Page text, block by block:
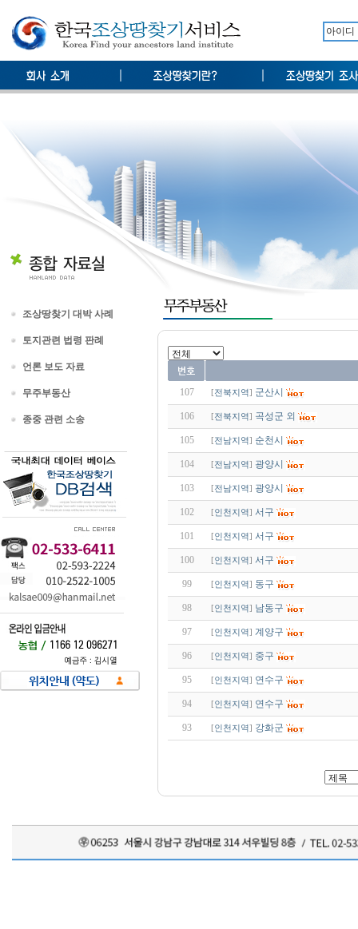
조상땅찾기 대박 사례
토지관련 법령 판례
언론 보도 자료
무주부동산
종중 관련 소송
107 [전북지역] 군산시
106 [전북지역] 곡성군 외
105 [전남지역] 순천시
104 [전남지역] 광양시
103 [전남지역] 광양시
102 [인천지역] 서구
101 [인천지역] 서구
100 [인천지역] 서구
99 [인천지역] 동구
98 [인천지역] 남동구
97 [인천지역] 계양구
96 [인천지역] 중구
95 [인천지역] 연수구
94 [인천지역] 연수구
93 [인천지역] 강화군